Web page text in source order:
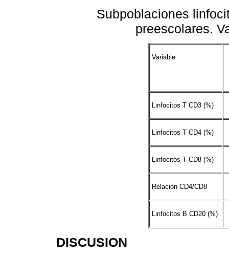
Subpoblaciones
preescolares.
Variable
Linfocitos T CD3 (%)
Linfocitos T CD4 (%)
Linfocitos T CD8 (%)
Relación CD4/CD8
Linfocitos B CD20 (%)
DISCUSION